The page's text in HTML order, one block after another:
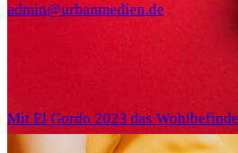
Mit El Gordo 2023 das
admin@urbanmedien.de